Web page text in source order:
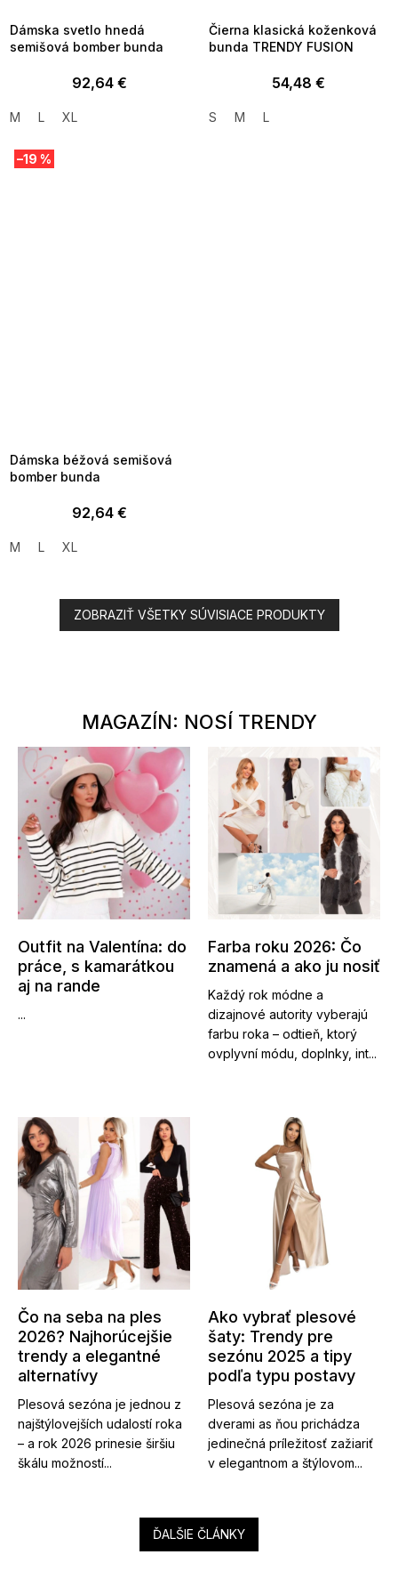
Dámska svetlo hnedá
semišová bomber bunda
92,64 €
M L XL
Čierna klasická koženková
bunda TRENDY FUSION
54,48 €
S M L
–19 %
Dámska béžová semišová
bomber bunda
92,64 €
M L XL
ZOBRAZIŤ VŠETKY SÚVISIACE PRODUKTY
MAGAZÍN: NOSÍ TRENDY
Outfit na Valentína: do
práce, s kamarátkou
aj na rande
...
Farba roku 2026: Čo
znamená a ako ju nosiť
Každý rok módne a
dizajnové autority vyberajú
farbu roka – odtieň, ktorý
ovplyvní módu, doplnky, int...
Čo na seba na ples
2026? Najhorúcejšie
trendy a elegantné
alternatívy
Plesová sezóna je jednou z
najštýlovejších udalostí roka
– a rok 2026 prinesie širšiu
škálu možností...
Ako vybrať plesové
šaty: Trendy pre
sezónu 2025 a tipy
podľa typu postavy
Plesová sezóna je za
dverami as ňou prichádza
jedinečná príležitosť zažiariť
v elegantnom a štýlovom...
ĎALŠIE ČLÁNKY